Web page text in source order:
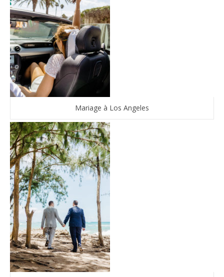
Mariage à Los Angeles